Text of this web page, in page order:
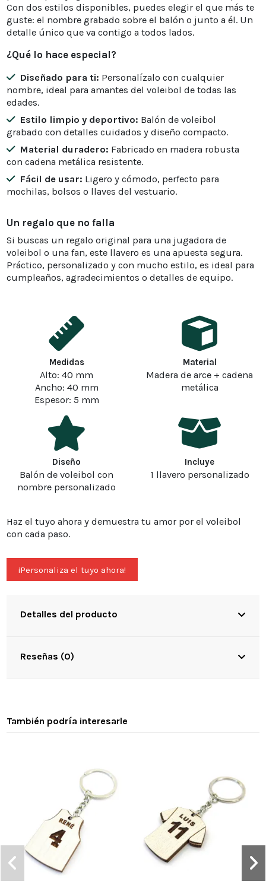
Con dos estilos disponibles, puedes elegir el que más te
guste: el nombre grabado sobre el balón o junto a él. Un
detalle único que va contigo a todos lados.
¿Qué lo hace especial?
Diseñado para ti: Personalízalo con cualquier
nombre, ideal para amantes del voleibol de todas las
edades.
Estilo limpio y deportivo: Balón de voleibol
grabado con detalles cuidados y diseño compacto.
Material duradero: Fabricado en madera robusta
con cadena metálica resistente.
Fácil de usar: Ligero y cómodo, perfecto para
mochilas, bolsos o llaves del vestuario.
Un regalo que no falla
Si buscas un regalo original para una jugadora de
voleibol o una fan, este llavero es una apuesta segura.
Práctico, personalizado y con mucho estilo, es ideal para
cumpleaños, agradecimientos o detalles de equipo.
Medidas
Alto: 40 mm
Ancho: 40 mm
Espesor: 5 mm
Material
Madera de arce + cadena
metálica
Diseño
Balón de voleibol con
nombre personalizado
Incluye
1 llavero personalizado
Haz el tuyo ahora y demuestra tu amor por el voleibol
con cada paso.
¡Personaliza el tuyo ahora!
Detalles del producto
Reseñas (0)
También podría interesarle